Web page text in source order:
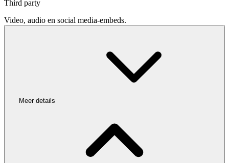
Third party
Video, audio en social media-embeds.
Meer details